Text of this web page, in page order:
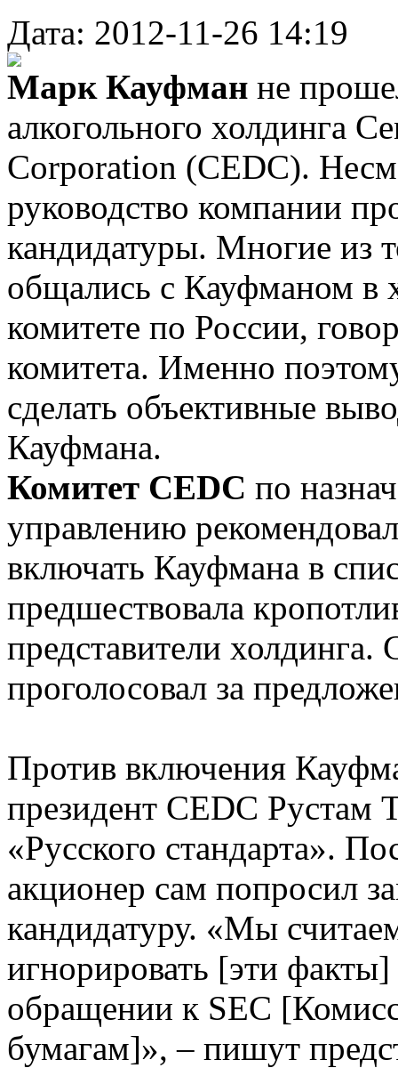
Дата: 2012-11-26 14:19
Марк Кауфман не
алкогольного холдинга
Corporation (CEDC).
руководство компании
кандидатуры. Многие из
общались с Кауфманом в
комитете по России,
комитета. Именно
сделать объективные
Кауфмана.
Комитет CEDC по
управлению
включать Кауфмана в
предшествовала
представители холдинга.
проголосовал за
Против включения
президент CEDC Рустам
«Русского стандарта».
акционер сам попросил
кандидатуру. «Мы
игнорировать [эти
обращении к SEC
бумагам]», – пишут